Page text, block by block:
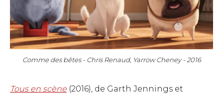
Comme des bêtes - Chris Renaud, Yarrow Cheney - 2016
Tous en scène (2016), de Garth Jennings et